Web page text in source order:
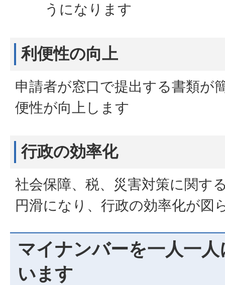
うになります
利便性の向上
申請者が窓口で提出する書類が
便性が向上します
行政の効率化
社会保障、税、災害対策に関す
円滑になり、行政の効率化が図
マイナンバーを一人一
います